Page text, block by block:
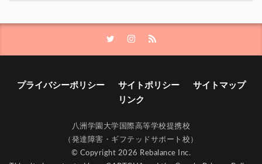
プライバシーポリシー サイトポリシー
サイトマップ
リンク
八洲学園大学国際高等学校提携校
（発達障害・ギフテッドサポート校）
© Copyright 2026 Rebalance Inc.